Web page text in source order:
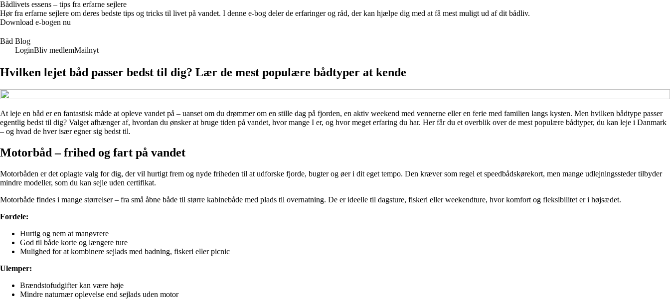
Bådlivets essens – tips fra erfarne sejlere
Hør fra erfarne sejlere om deres bedste tips og tricks til livet på vandet. I denne e-bog deler de erfaringer og råd, der kan hjælpe dig med at få mest muligt ud af dit bådliv.
Download e-bogen nu
Båd Blog
LoginBliv medlemMailnyt
Hvilken lejet båd passer bedst til dig? Lær de mest populære bådtyper at kende
At leje en båd er en fantastisk måde at opleve vandet på – uanset om du drømmer om en stille dag på fjorden, en aktiv weekend med vennerne eller en ferie med familien langs kysten. Men hvilken bådtype passer
egentlig bedst til dig? Valget afhænger af, hvordan du ønsker at bruge tiden på vandet, hvor mange I er, og hvor meget erfaring du har. Her får du et overblik over de mest populære bådtyper, du kan leje i Danmark
– og hvad de hver især egner sig bedst til.
Motorbåd – frihed og fart på vandet
Motorbåden er det oplagte valg for dig, der vil hurtigt frem og nyde friheden til at udforske fjorde, bugter og øer i dit eget tempo. Den kræver som regel et speedbådskørekort, men mange udlejningssteder tilbyder
mindre modeller, som du kan sejle uden certifikat.
Motorbåde findes i mange størrelser – fra små åbne både til større kabinebåde med plads til overnatning. De er ideelle til dagsture, fiskeri eller weekendture, hvor komfort og fleksibilitet er i højsædet.
Fordele:
Hurtig og nem at manøvrere
God til både korte og længere ture
Mulighed for at kombinere sejlads med badning, fiskeri eller picnic
Ulemper:
Brændstofudgifter kan være høje
Mindre naturnær oplevelse end sejlads uden motor